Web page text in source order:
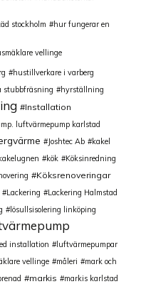
stockholm hur fungerar en
vellinge
hustillverkare i varberg
stubbfräsning
hyrställning
Installation
luftvärmepump karlstad
Joshtec Ab
kakel
kök
Köksinredning
Köksrenoveringar
Lackering
Lackering Halmstad
lösullsisolering linköping
installation
luftvärmepumpar
vellinge måleri
mark och
markis markis karlstad